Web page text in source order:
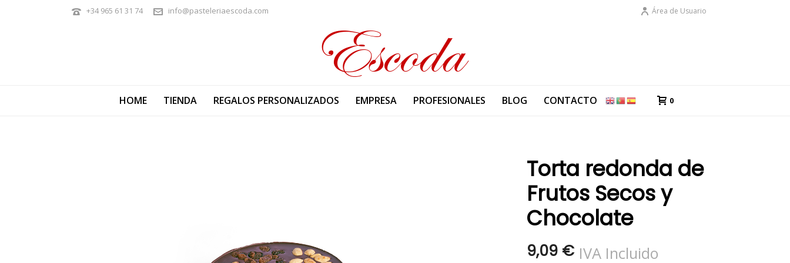
+34 965 61 31 74 info@pasteleriaescoda.com Área de Usuario
HOME TIENDA REGALOS PERSONALIZADOS EMPRESA PROFESIONALES BLOG CONTACTO 0
Torta redonda de
Frutos Secos y
Chocolate
9,09 € IVA Incluido